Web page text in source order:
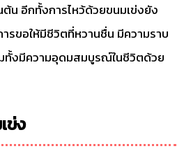
น อีกทั้งการไหว้ด้วยขนมเข่งยัง
รขอให้มีชีวิตที่หวานชื่น มีความราบ
ทั้งมีความอุดมสมบูรณ์ในชีวิตด้วย
ข่ง